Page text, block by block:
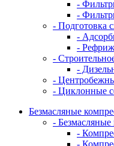
-
-
- Подготовка
-
-
-
-
-
- Циклонные
Безмасляные
- Безмасляные
-
-